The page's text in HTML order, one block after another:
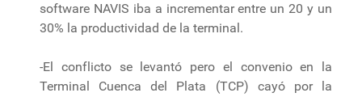
software NAVIS iba a incrementar entre un 20 y un
30% la productividad de la terminal.
-El conflicto se levantó pero el convenio en la
Terminal Cuenca del Plata (TCP) cayó por la